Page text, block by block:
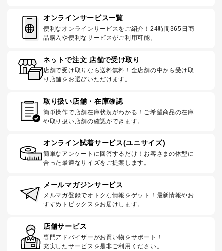
オンラインサービス一覧
便利なオンラインサービスをご紹介！24時間365日商
品購入や便利なサービスがご利用可能。
ネットで注文 店舗で受け取り
店舗で受け取りなら送料無料！全店舗の中から受け取
り店舗をお選びいただけます。
取り扱い店舗・在庫確認
簡単操作で店舗在庫状況がわかる！ご希望商品の在庫
や取り扱い店舗の確認ができます。
オンライン試着サービス(ユニサイズ)
簡単なアンケートに回答するだけ！お客さまの体型に
合った最適なサイズをご提案します。
メールマガジンサービス
メルマガ登録でオトクな情報をゲット！最新情報やお
すすめトピックスをお届けします。
店舗サービス
専門アドバイザーがお買い物をサポート！
充実したサービスを是非ご利用ください。